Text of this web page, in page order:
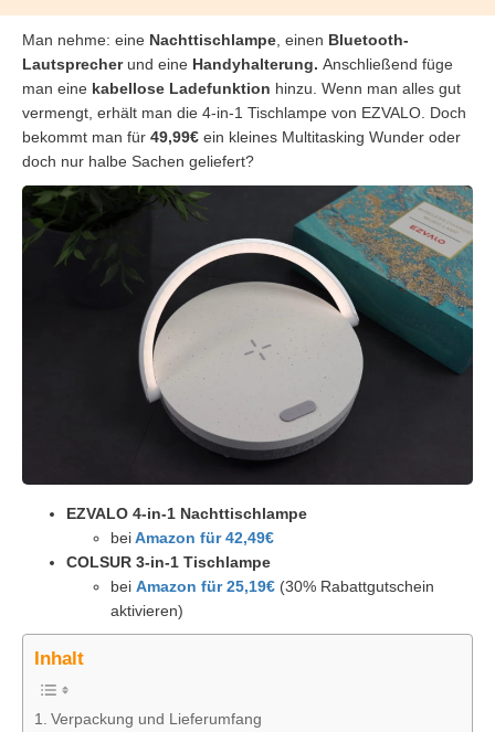
Man nehme: eine Nachttischlampe , einen Bluetooth-
Lautsprecher und eine Handyhalterung. Anschließend füge
man eine kabellose Ladefunktion hinzu. Wenn man alles gut
vermengt, erhält man die 4-in-1 Tischlampe von EZVALO. Doch
bekommt man für 49,99€ ein kleines Multitasking Wunder oder
doch nur halbe Sachen geliefert?
EZVALO 4-in-1 Nachttischlampe
beiAmazon für 42,49€
COLSUR 3-in-1 Tischlampe
bei Amazon für 25,19€ (30% Rabattgutschein
aktivieren)
Inhalt
Verpackung und Lieferumfang